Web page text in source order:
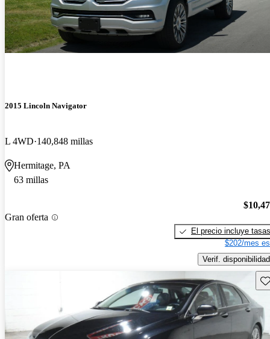
2015 Lincoln Navigator
L 4WD 140,848 millas
Hermitage, PA
63 millas
Gran oferta
El precio incluye tasas
$202/mes
Verif. disponibilidad